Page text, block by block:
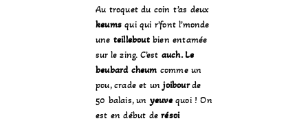
Au troquet du coin t’as deux
keums qui qui r’font l’monde
une teilleboutbien entamée
sur le zing. C’est auch. Le
beubard cheum comme un
pou, crade et unjoibourde
50 balais, un yeuvequoi ! On
est en début derésoi